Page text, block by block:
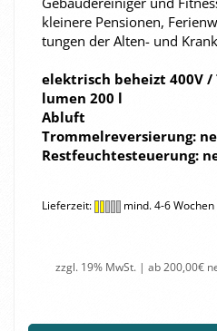
klei­ne­re Pen­sio­nen,
tun­gen der Alten-​ und
elek­trisch be­heizt 400V
lu­men 200 l
Ab­luft
Trom­mel­re­ver­sie­rung:
Rest­feuch­te­steue­rung:
Lieferzeit: mind. 4-6 Wochen
zzgl. 19% MwSt. | ab 200,00€